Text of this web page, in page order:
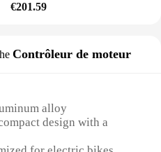
€201.59
Contrôleur de moteur
alloy
design with a